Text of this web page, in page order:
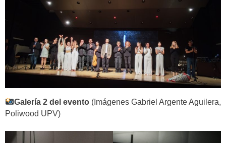
Galería 2 del evento(Imágenes Gabriel Argente Aguilera,
Poliwood UPV)